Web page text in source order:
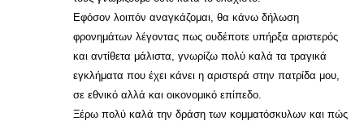
Εφόσον λοιπόν αναγκάζομαι, θα κάνω δήλωση
φρονημάτων λέγοντας πως ουδέποτε υπήρξα αριστερός
και αντίθετα μάλιστα, γνωρίζω πολύ καλά τα τραγικά
εγκλήματα που έχει κάνει η αριστερά στην πατρίδα μου,
σε εθνικό αλλά και οικονομικό επίπεδο.
Ξέρω πολύ καλά την δράση των κομματόσκυλων και πώς